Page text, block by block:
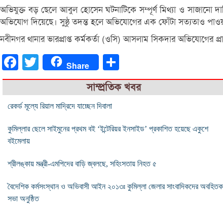
অভিযুক্ত বড় ছেলে আবুল হোসেন ঘটনাটিকে সম্পূর্ণ মিথ্যা ও সাজানো
অভিযোগ দিয়েছে। সুষ্ঠু তদন্ত হলে অভিযোগের এক ফোঁটা সত্যতাও
নবীনগর থানার ভারপ্রাপ্ত কর্মকর্তা (ওসি) আসলাম সিকদার অভিযোগের
FacebookTwitter Share
সাম্প্রতিক খবর
রেকর্ড মূল্যে রিয়াল মাদ্রিদে যাচ্ছেন দিবালা
কুমিল্লার ছেলে সাইমুনের প্রথম বই ‘ইন্টেরিয়র ইনসাইড’ প্রকাশিত হয়েছে একুশে
বইমেলায়
শ্রীলঙ্কায় মন্ত্রী-এমপিদের বাড়ি জ্বলছে, সহিংসতায় নিহত ৫
বৈদেশিক কর্মসংস্থান ও অভিবাসী আইন ২০১৩ঃ কুমিল্লা জেলার সাংবাদিকদের
সভা অনুষ্ঠিত